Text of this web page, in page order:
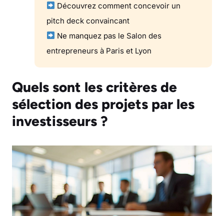
Découvrez commentconcevoir un
pitch deck convaincant
Ne manquez pas le Salon des
entrepreneurs à Paris et Lyon
Quels sont les critères de
sélection des projets par les
investisseurs ?